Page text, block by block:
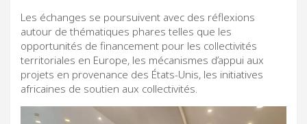
Les échanges se poursuivent avec des réflexions
autour de thématiques phares telles que les
opportunités de financement pour les collectivités
territoriales en Europe, les mécanismes d’appui aux
projets en provenance des États-Unis, les initiatives
africaines de soutien aux collectivités.